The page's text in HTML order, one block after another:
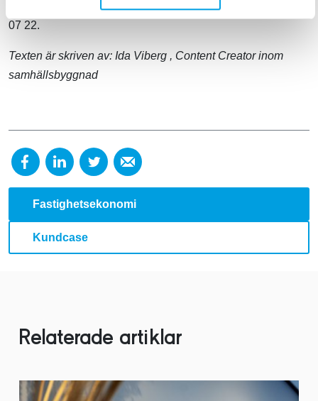
och möjligheter påkarin.stening@bfab.se
07 22.
Texten är skriven av: Ida Viberg , Content Creator inom
samhällsbyggnad
Fastighetsekonomi
Kundcase
Relaterade artiklar